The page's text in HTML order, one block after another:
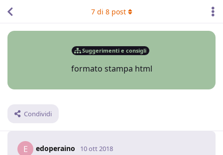
Suggerimenti e consigli
formato stampa html
Condividi
7di 8post
E edoperaino 10 ott 2018